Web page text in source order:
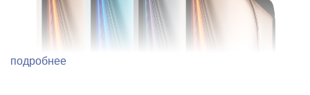
подробнее